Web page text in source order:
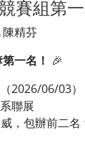
賽組第
陳精芬
一名！ 🎉
2026/06/03）
聯展
，包辦前二名